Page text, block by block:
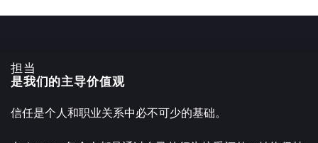
担当
是我们的主导价值观
信任是个人和职业关系中必不可少的基础。